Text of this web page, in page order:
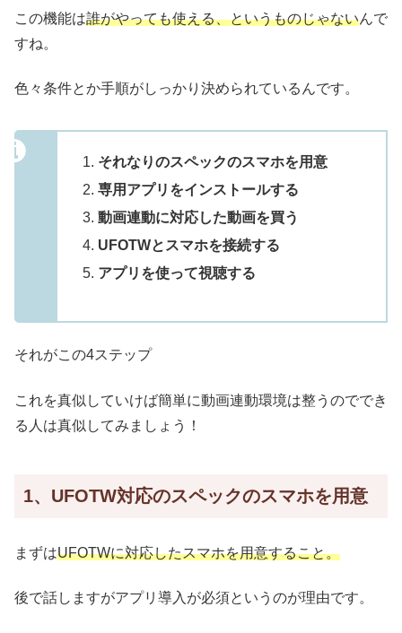
この機能は誰がやっても使える、というものじゃないんで
すね。
色々条件とか手順がしっかり決められているんです。
それなりのスペックのスマホを用意
専用アプリをインストールする
動画連動に対応した動画を買う
UFOTWとスマホを接続する
アプリを使って視聴する
それがこの4ステップ
これを真似していけば簡単に動画連動環境は整うのででき
る人は真似してみましょう！
1、UFOTW対応のスペックのスマホを用意
まずはUFOTWに対応したスマホを用意すること。
後で話しますがアプリ導入が必須というのが理由です。